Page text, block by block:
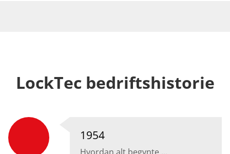
LockTec bedrifts­historie
1954